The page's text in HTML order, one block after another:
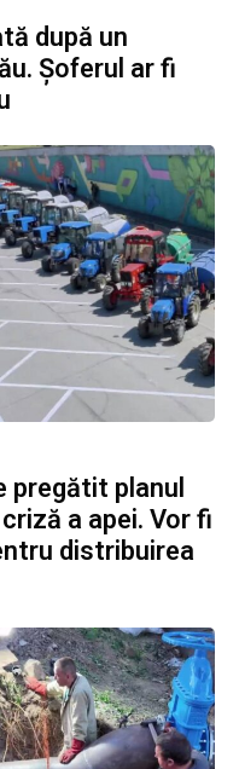
după un
Șoferul ar fi
pregătit planul
a apei. Vor fi
distribuirea